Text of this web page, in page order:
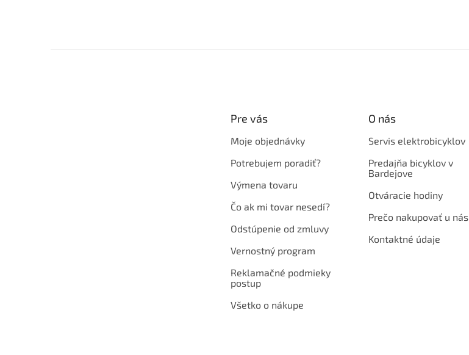
Pre vás
Moje objednávky
Potrebujem poradiť?
Výmena tovaru
Čo ak mi tovar nesedí?
Odstúpenie od zmluvy
Vernostný program
Reklamačné podmieky
postup
Všetko o nákupe
O nás
Servis elektrobicyklov
Predajňa bicyklov v
Bardejove
Otváracie hodiny
Prečo nakupovať u nás
Kontaktné údaje